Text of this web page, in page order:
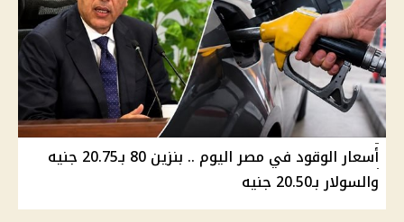
أسعار الوقود في مصر اليوم .. بنزين 80 بـ20.75 جنيه
والسولار بـ20.50 جنيه